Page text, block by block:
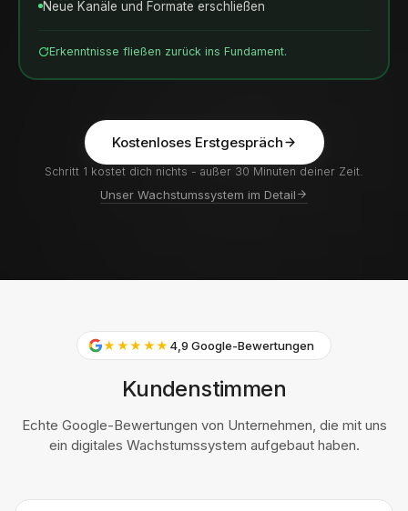
Neue Kanäle und Formate erschließen
Erkenntnisse fließen zurück ins Fundament.
Kostenloses Erstgespräch
Schritt 1 kostet dich nichts - außer 30 Minuten deiner Zeit.
Unser Wachstumssystem im Detail
★★★★★ 4,9 Google-Bewertungen
Kundenstimmen
Echte Google-Bewertungen von Unternehmen, die mit uns
ein digitales Wachstumssystem aufgebaut haben.